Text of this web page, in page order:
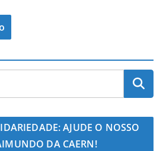
AJUDE O NOSSO
DA CAERN!